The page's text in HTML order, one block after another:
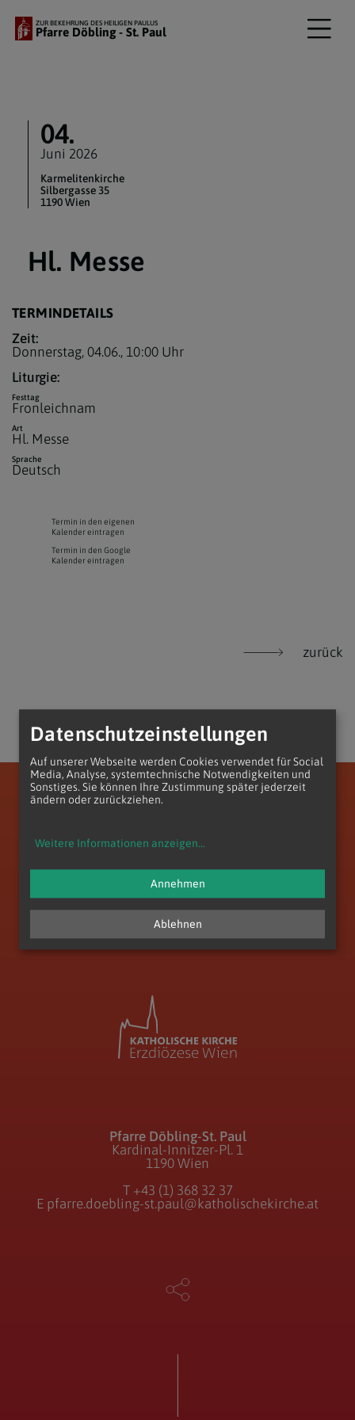
ZUR BEKEHRUNG DES HEILIGEN PAULUS
Pfarre Döbling - St. Paul
04.
Juni 2026
Karmelitenkirche
Silbergasse 35
1190 Wien
Hl. Messe
TERMINDETAILS
Zeit:
Donnerstag, 04.06., 10:00 Uhr
Liturgie:
Festtag
Fronleichnam
Art
Hl. Messe
Sprache
Deutsch
Termin in den eigenen
Kalender eintragen
Termin in den Google
Kalender eintragen
zurück
Erzdiözese Wien Vikariat Wien-Stadt
Stadtdekanat 17/18/19
Pfarre Döbling-St. Paul
zum Anfang der Seite
Pfarre Döbling-St. Paul
Kardinal-Innitzer-Pl. 1
1190 Wien
T +43 (1) 368 32 37
E pfarre.doebling-st.paul@katholischekirche.at
Datenschutzeinstellungen
Auf unserer Webseite werden Cookies verwendet für Social
Media, Analyse, systemtechnische Notwendigkeiten und
Sonstiges. Sie können Ihre Zustimmung später jederzeit
ändern oder zurückziehen.
Weitere Informationen anzeigen...
Ablehnen
Annehmen